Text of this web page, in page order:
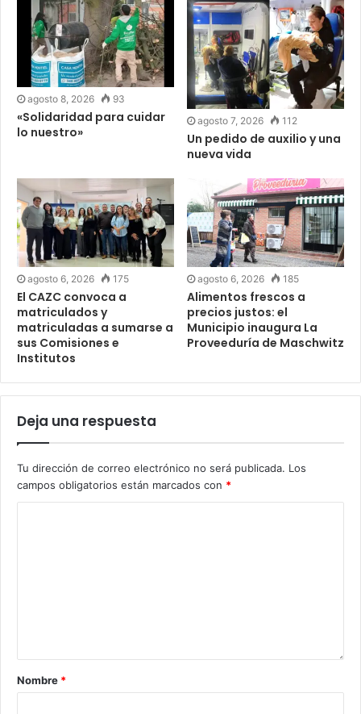
agosto 8, 2026 93
«Solidaridad para cuidar
lo nuestro»
agosto 7, 2026 112
Un pedido de auxilio y una
nueva vida
agosto 6, 2026 175
El CAZC convoca a
matriculados y
matriculadas a sumarse a
sus Comisiones e
Institutos
agosto 6, 2026 185
Alimentos frescos a
precios justos: el
Municipio inaugura La
Proveeduría de Maschwitz
Deja una respuesta
Tu dirección de correo electrónico no será publicada. Los
campos obligatorios están marcados con *
Nombre *